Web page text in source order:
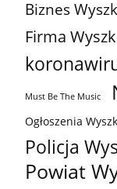
Biznes
Firma
Must Be The Music
Ogłoszenia
Policja
Powiat